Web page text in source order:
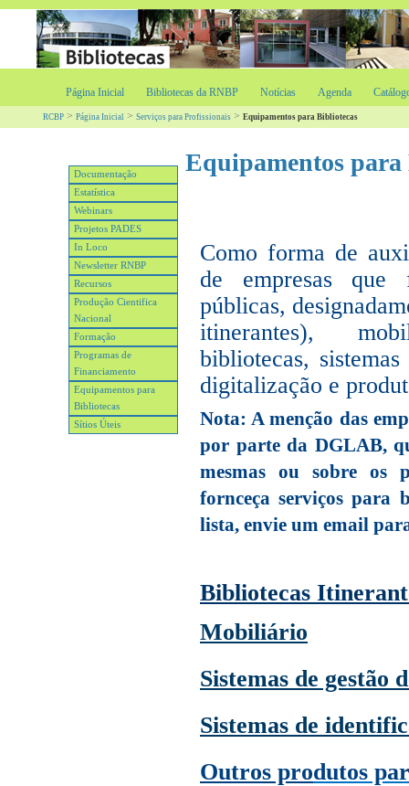
Página Inicial Bibliotecas da RNBP Notícias Agenda
RCBP > Página Inicial > Serviços para Profissionais > Equipamentos para Bibliotecas
Documentação
Estatística
Webinars
Projetos PADES
In Loco
Newsletter RNBP
Recursos
Produção Cientifica
Nacional
Formação
Programas de
Financiamento
Equipamentos para
Bibliotecas
Sítios Úteis
Equipamentos para
Como forma de
de empresas que
públicas,
itinerantes),
bibliotecas,
digitalização e
Nota: A menção das
por parte da DGLAB,
mesmas ou sobre os
fornceça serviços para
lista, envie um email
Bibliotecas
Mobiliário
Sistemas de gestão
Sistemas de
Outros produtos